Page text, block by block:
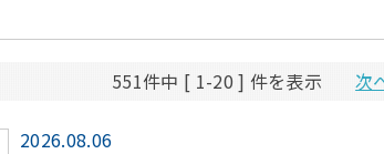
551件中 [ 1-20 ] 件を表示 次
2026.08.06